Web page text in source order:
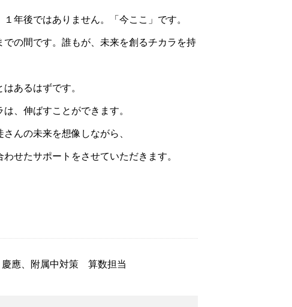
年後ではありません。「今ここ」です。
での間です。誰もが、未来を創るチカラを持
あるはずです。
、伸ばすことができます。
んの未来を想像しながら、
せたサポートをさせていただきます。
慶應、附属中対策 算数担当